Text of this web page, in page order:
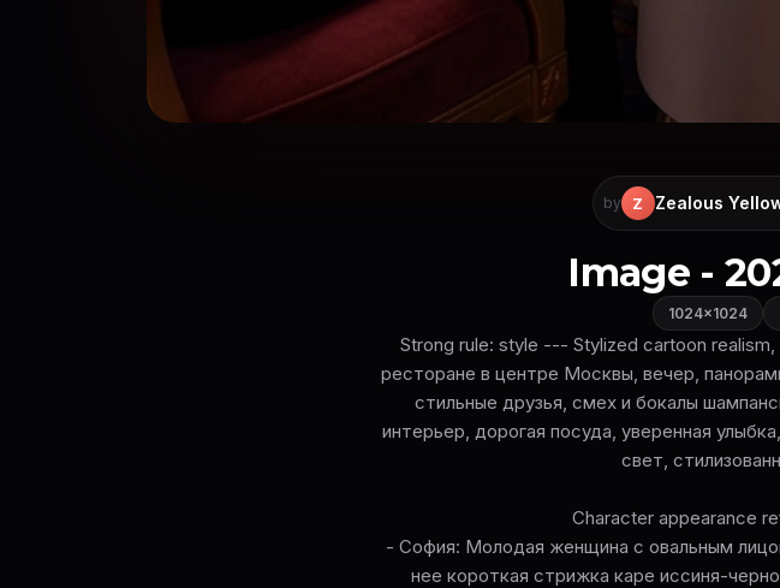
by Z Zealous
Image -
1024×1024
Strong rule: style --- Stylized cartoon
ресторане в центре Москвы, вечер,
стильные друзья, смех и бокалы
интерьер, дорогая посуда, уверенная
свет,
Character appearance
- София: Молодая женщина с овальным
нее короткая стрижка каре иссиня-